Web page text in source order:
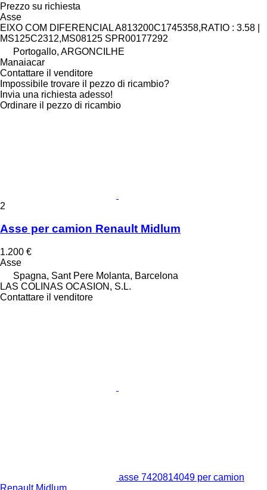
Prezzo su richiesta
Asse
EIXO COM DIFERENCIAL A813200C1745358,RATIO : 3.58 |
MS125C2312,MS08125 SPR00177292
Portogallo, ARGONCILHE
Manaiacar
Contattare il venditore
Impossibile trovare il pezzo di ricambio?
Invia una richiesta adesso!
Ordinare il pezzo di ricambio
2
Asse per camion Renault Midlum
1.200 €
Asse
Spagna, Sant Pere Molanta, Barcelona
LAS COLINAS OCASION, S.L.
Contattare il venditore
asse 7420814049 per camion